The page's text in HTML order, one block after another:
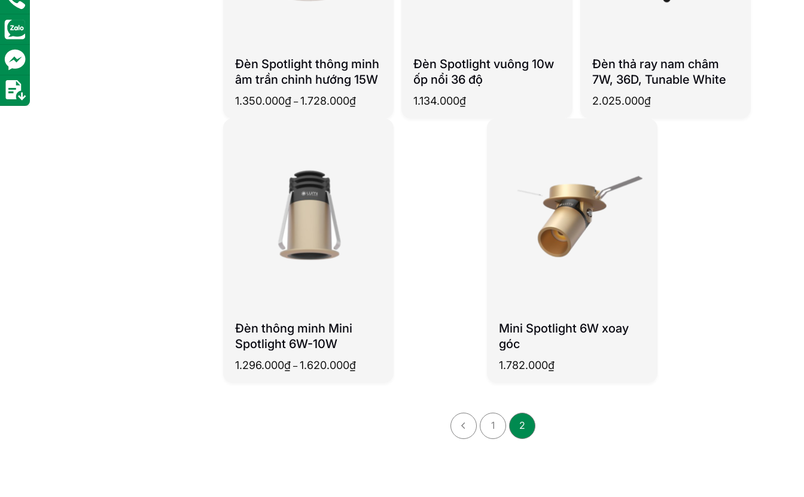
Đèn Spotlight thông minh
âm trần chỉnh hướng 15W
1.350.000₫ – 1.728.000₫Khoảng
Đèn Spotlight vuông 10w
ốp nổi 36 độ
1.134.000₫
Đèn thả ray nam châm
7W, 36D, Tunable White
2.025.000₫
Đèn thông minh Mini
Spotlight 6W-10W
1.296.000₫ – 1.620.000₫Khoảng
Mini Spotlight 6W xoay
góc
1.782.000₫
1 2